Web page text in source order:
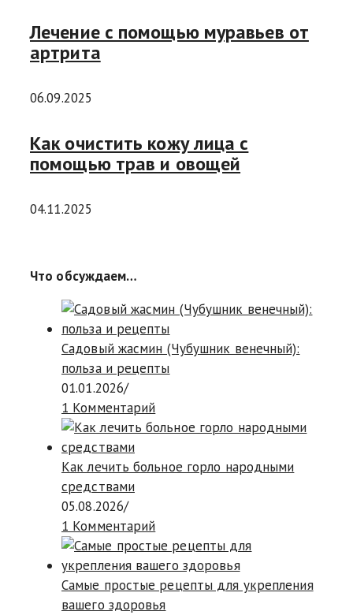
Лечение с помощью муравьев от
артрита
06.09.2025
Как очистить кожу лица с
помощью трав и овощей
04.11.2025
Что обсуждаем…
Садовый жасмин (Чубушник венечный):
польза и рецепты
01.01.2026/
1 Комментарий
Как лечить больное горло народными
средствами
05.08.2026/
1 Комментарий
Самые простые рецепты для укрепления
вашего здоровья